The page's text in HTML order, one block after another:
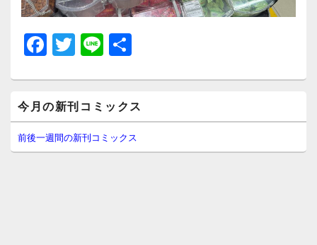
F
a
c
e
b
o
T
wi
tt
er
Li
n
e
イ
ン
サ
イ
今月の新刊コミックス
前後一週間の新刊コミックス